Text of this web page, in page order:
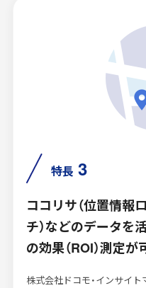
特長 3
ココリサ（位置情報
チ）などのデータを
の効果（ROI）測定が
株式会社ドコモ・インサイ